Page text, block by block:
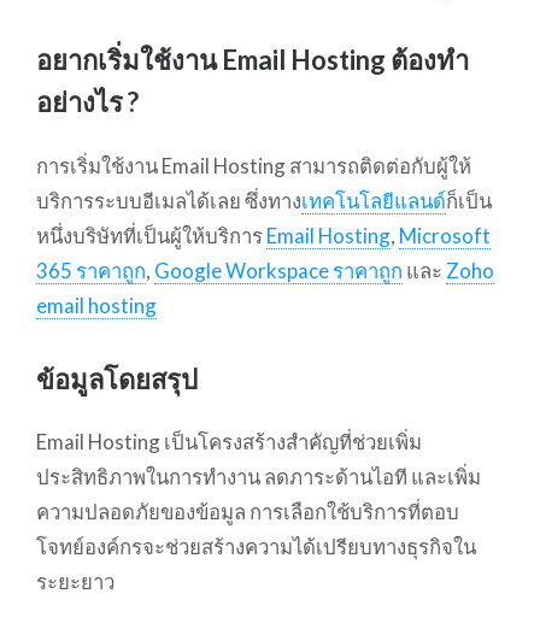
อยากเริ่มใช้งาน Email Hosting ต้องทำ
อย่างไร ?
การเริ่มใช้งาน Email Hosting สามารถติดต่อกับผู้ให้
บริการระบบอีเมลได้เลย ซึ่งทางเทคโนโลยีแลนด์ก็เป็น
หนึ่งบริษัทที่เป็นผู้ให้บริการEmail Hosting, Microsoft
365 ราคาถูก, Google Workspace ราคาถูก และ Zoho
email hosting
ข้อมูลโดยสรุป
Email Hosting เป็นโครงสร้างสำคัญที่ช่วยเพิ่ม
ประสิทธิภาพในการทำงาน ลดภาระด้านไอที และเพิ่ม
ความปลอดภัยของข้อมูล การเลือกใช้บริการที่ตอบ
โจทย์องค์กรจะช่วยสร้างความได้เปรียบทางธุรกิจใน
ระยะยาว